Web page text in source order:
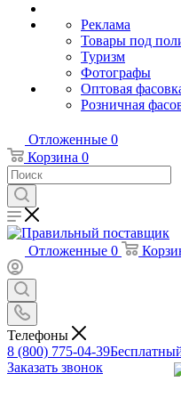
Реклама
Товары под
Туризм
Фотографы
Оптовая
Розничная
Отложенные 0
Корзина 0
Отложенные 0
Телефоны
8 (800) 775-04-39
Заказать звонок